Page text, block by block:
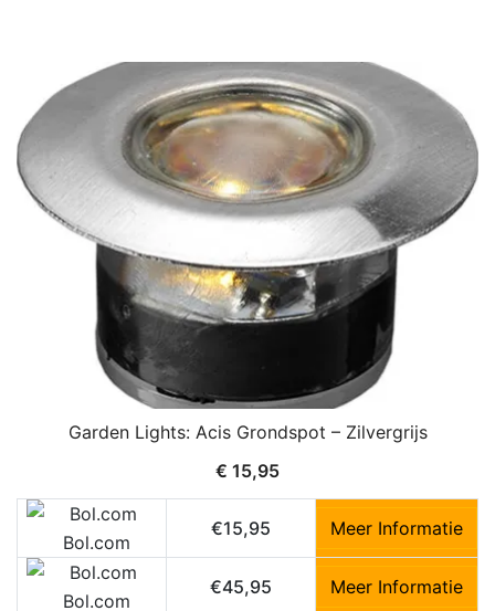
Garden Lights: Acis Grondspot – Zilvergrijs
€ 15,95
Bol.com
€15,95 Meer Informatie
Bol.com
€45,95 Meer Informatie